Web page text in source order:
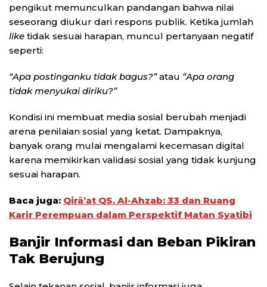
pengikut memunculkan pandangan bahwa nilai
seseorang diukur dari respons publik. Ketika jumlah
like tidak sesuai harapan, muncul pertanyaan negatif
seperti:
“Apa postinganku tidak bagus?”atau “Apa orang
tidak menyukai diriku?”
Kondisi ini membuat media sosial berubah menjadi
arena penilaian sosial yang ketat. Dampaknya,
banyak orang mulai mengalami kecemasan digital
karena memikirkan validasi sosial yang tidak kunjung
sesuai harapan.
Baca juga: Qirā’at QS. Al-Ahzab: 33 dan Ruang
Karir Perempuan dalam Perspektif Matan Syatibi
Banjir Informasi dan Beban Pikiran
Tak Berujung